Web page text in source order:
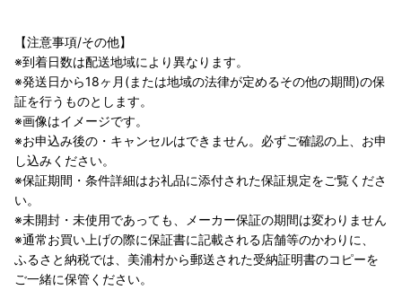
【注意事項/その他】
※到着日数は配送地域により異なります。
※発送日から18ヶ月(または地域の法律が定めるその他の期間)の保
証を行うものとします。
※画像はイメージです。
※お申込み後の・キャンセルはできません。必ずご確認の上、お申
し込みください。
※保証期間・条件詳細はお礼品に添付された保証規定をご覧くださ
い。
※未開封・未使用であっても、メーカー保証の期間は変わりません
※通常お買い上げの際に保証書に記載される店舗等のかわりに、
ふるさと納税では、美浦村から郵送された受納証明書のコピーを
ご一緒に保管ください。